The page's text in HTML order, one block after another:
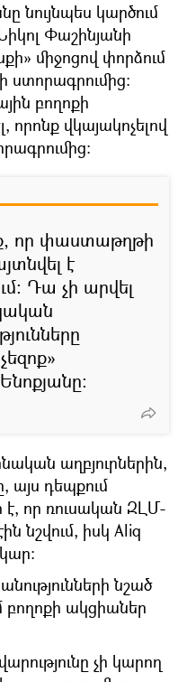
նույնպես կարծում
Փաշինյանի
միջոցով փորձում
բողոքի
որոնք վկայակոչելով
որ փաստաթղթի
է
Դա չի արվել
աղբյուրներին,
այս դեպքում
է, որ ռուսական ԶԼՄ-
նշվում, իսկ Aliq
նշած
բողոքի ակցիաներ
չի կարող